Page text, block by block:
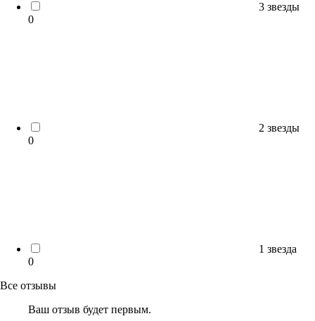
3 звезды
0
2 звезды
0
1 звезда
0
Все отзывы
Ваш отзыв будет первым.